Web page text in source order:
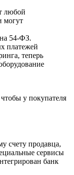
любой
могут
54-ФЗ.
платежей
теперь
у покупателя
счету продавца,
сервисы
банк